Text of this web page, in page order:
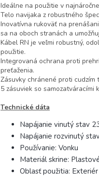
Ideálne na použitie v
Telo navijaka z robustného
Inovatívna rukoväť na
sa na oboch stranách a
Kábel RN je veľmi robustný,
použitie.
Integrovaná ochrana proti
preťaženia.
Zásuvky chránené proti cudzím
5 zásuviek so samozatváracími
Technické dáta
Napájanie vinutý stav
Napájanie rozvinutý
Používanie: Vonku
Materiál skrine:
Oblasť použitia: Exteriér